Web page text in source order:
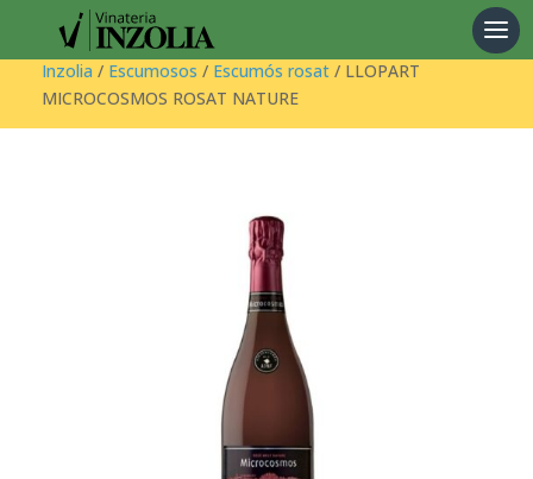
Products
search
Inzolia / Escumosos / Escumós rosat / LLOPART
MICROCOSMOS ROSAT NATURE